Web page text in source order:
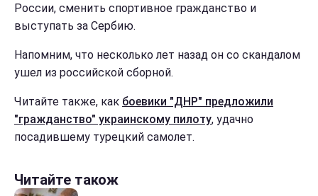
России, сменить спортивное гражданство и
выступать за Сербию.
Напомним, что несколько лет назад он со скандалом
ушел из российской сборной.
Читайте также, как боевики "ДНР" предложили
"гражданство" украинскому пилоту, удачно
посадившему турецкий самолет.
Читайте також